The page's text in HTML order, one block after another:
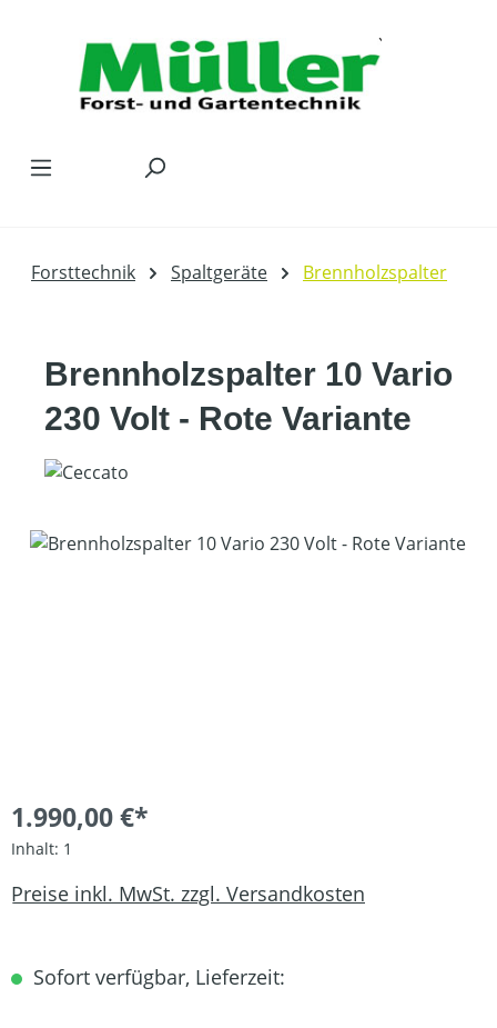
Forsttechnik Spaltgeräte Brennholzspalter
Brennholzspalter 10 Vario
230 Volt - Rote Variante
Bildergalerie überspringen
1.990,00 €*
Inhalt: 1
Preise inkl. MwSt. zzgl. Versandkosten
Sofort verfügbar, Lieferzeit: